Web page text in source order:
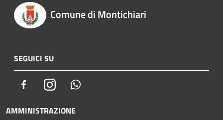
Comune di Montichiari
SEGUICI SU
FacebookInstagram
AMMINISTRAZIONE